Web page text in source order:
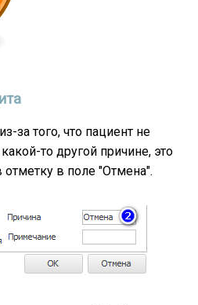
за того, что пациент не
то другой причине, это
в поле "Отмена".